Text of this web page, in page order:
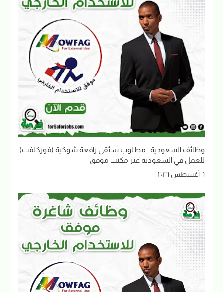
وظائف السعودية | مطلوب سائقي رافعة شوكية (فوركلفت)
للعمل في السعودية عبر مكتب موفق
٦ أغسطس ٢٠٢٦